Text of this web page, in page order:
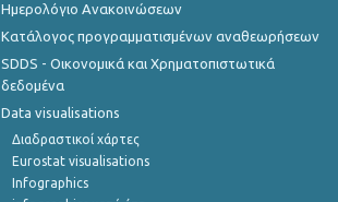
Ημερολόγιο Ανακοινώσεων
Κατάλογος προγραμματισμένων αναθεωρήσεων
SDDS - Οικονομικά και Χρηματοπιστωτικά
δεδομένα
Data visualisations
Διαδραστικοί χάρτες
Eurostat visualisations
Infographics